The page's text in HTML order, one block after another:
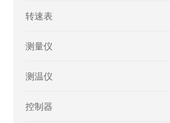
转速表
测量仪
测温仪
控制器